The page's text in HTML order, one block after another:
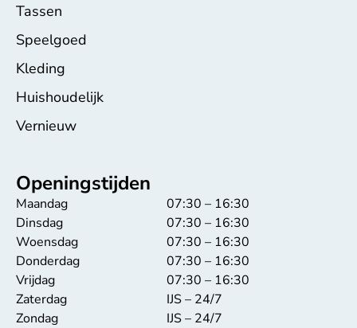
Tassen
Speelgoed
Kleding
Huishoudelijk
Vernieuw
Openingstijden
Maandag
Dinsdag
Woensdag
Donderdag
Vrijdag
Zaterdag
Zondag
07:30 – 16:30
07:30 – 16:30
07:30 – 16:30
07:30 – 16:30
07:30 – 16:30
IJS – 24/7
IJS – 24/7